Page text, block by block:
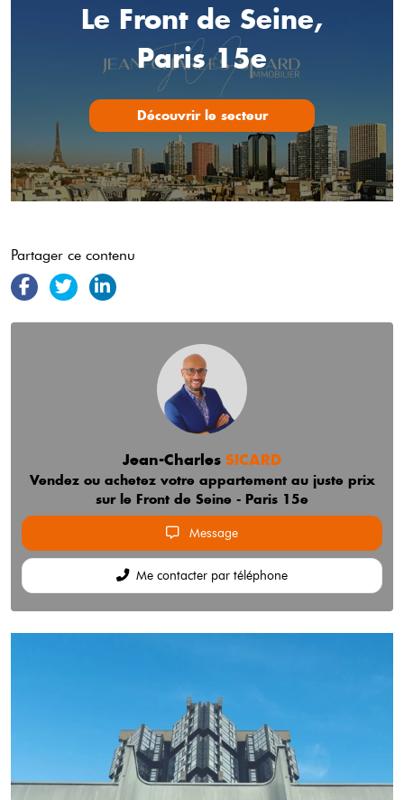
Le Front de Seine,
Paris 15e
Découvrir le secteur
Partager ce contenu
Jean-Charles SICARD
Vendez ou achetez votre appartement au juste prix
sur le Front de Seine - Paris 15e
Message
Me contacter par téléphone